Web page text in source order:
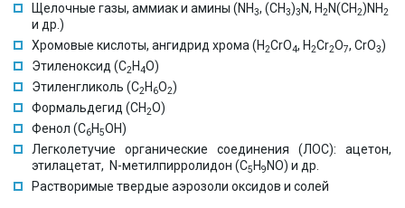
Щелочные газы, аммиак и амины (NH3, (CH3)3 N, H2N(CH2)NH2
и др.)
Хромовые кислоты, ангидрид хрома (H2CrO4, H2Cr2O7, CrO3)
Этиленоксид (С2Н4О)
Этиленгликоль (С2Н 6О2)
Формальдегид (CH2O)
Фенол (С6H5OH)
Легколетучие органические соединения (ЛОС): ацетон,
этилацетат, N-метилпирролидон (C5 H9 NO) и др.
Растворимые твердые аэрозоли оксидов и солей